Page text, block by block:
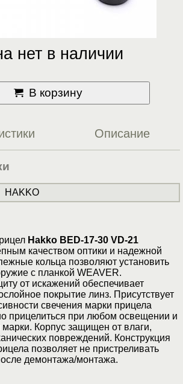
нет в наличии
В корзину
Описание
HAKKO
Hakko BED-17-30 VD-21
качеством оптики и надежной
кольца позволяют установить
с планкой WEAVER.
от искажений обеспечивает
покрытие линз. Присутствует
свечения марки прицела
прицелиться при любом освещении и
Корпус защищен от влаги,
повреждений. Конструкция
позволяет не пристреливать
демонтажа/монтажа.